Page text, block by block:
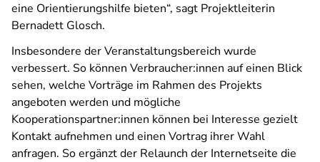
eine Orientierungshilfe bieten“, sagt Projektleiterin
Bernadett Glosch.
Insbesondere der Veranstaltungsbereich wurde
verbessert. So können Verbraucher:innen auf einen Blick
sehen, welche Vorträge im Rahmen des Projekts
angeboten werden und mögliche
Kooperationspartner:innen können bei Interesse gezielt
Kontakt aufnehmen und einen Vortrag ihrer Wahl
anfragen. So ergänzt der Relaunch der Internetseite die